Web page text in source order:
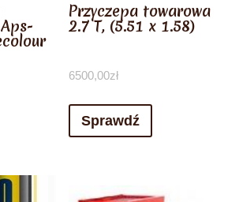
Przyczepa towarowa
2.7 T, (5.51 x 1.58)
6500,00zł
Sprawdź